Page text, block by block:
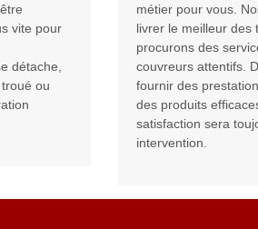
vite pour
détache,
ou
métier pour vous.
livrer le meilleur des
procurons des
couvreurs attentifs.
fournir des
des produits
satisfaction sera
intervention.